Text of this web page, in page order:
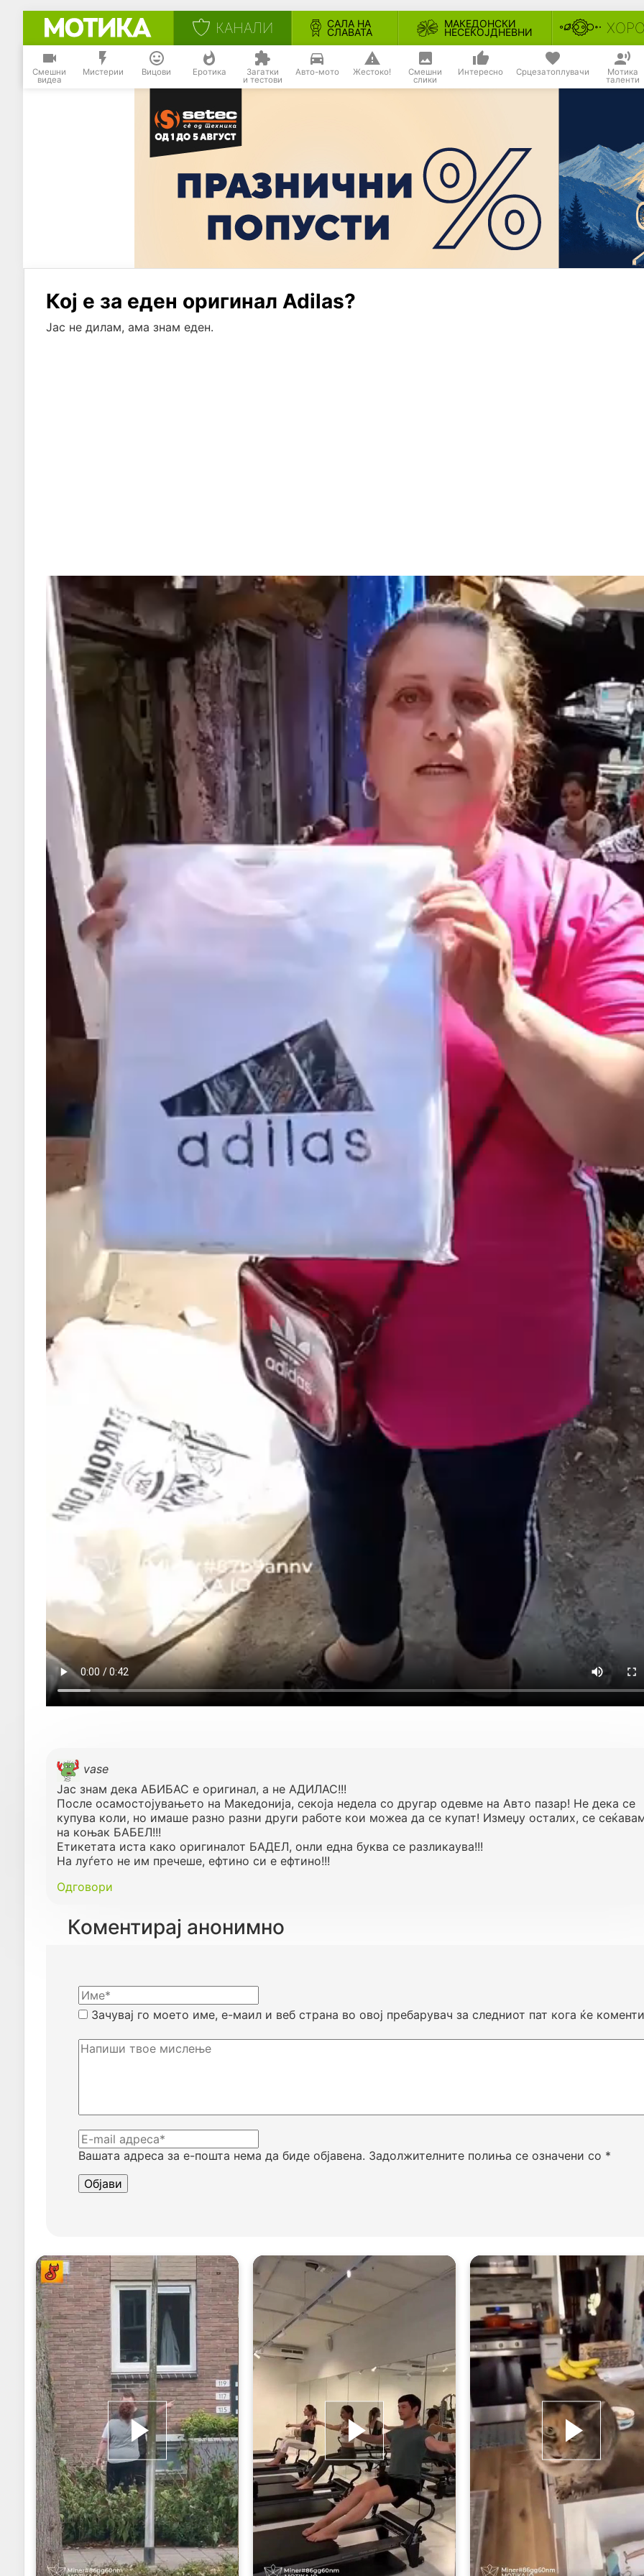
КАНАЛИ САЛА НА
СЛАВАТА
МАКЕДОНСКИ
НЕСЕКОЈДНЕВНИ
Смешни
видеа
Мистерии Вицови Еротика Загатки
и тестови
Авто-мото Жестоко! Смешни
слики
Интересно Срцезатоплувачи Мотика
таленти
Кој е за еден оригинал Adilas?
Јас не дилам, ама знам еден.
vase
Јас знам дека АБИБАС е оригинал, а не АДИЛАС!!!
После осамостојувањето на Македонија, секоја недела со другар одевме на Авто пазар! Не дека се
купува коли, но имаше разно разни други работе кои можеа да се купат! Измеџу осталих, се
на коњак БАБЕЛ!!!
Етикетата иста како оригиналот БАДЕЛ, онли една буква се разликаува!!!
На луѓето не им пречеше, ефтино си е ефтино!!!
Одговори
Коментирај анонимно
Вашата адреса за е-пошта нема да биде објавена. Задолжителните полиња се означени со *
Зачувај го моето име, е-маил и веб страна во овој пребарувач за следниот пат кога ќе